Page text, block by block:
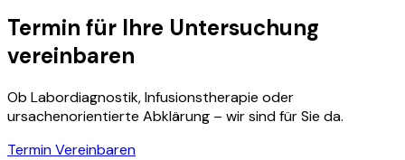
Termin für Ihre Untersuchung
vereinbaren
Ob Labordiagnostik, Infusionstherapie oder
ursachenorientierte Abklärung – wir sind für Sie da.
Termin Vereinbaren